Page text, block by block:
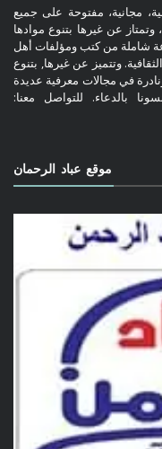
مجانية، مفتوحة على جميع
وتمتاز عن غيرها بتنوع موادها
شاملة من كتب ومؤلفات أهل
وتتميز عن غيرها, بتنوع
في مجالات معرفية عديدة
بالدعاء. للتواصل معنا:
موقع عباد الرحمان